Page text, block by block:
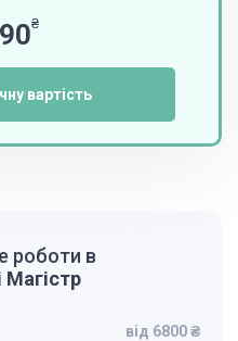
₴
вартість
роботи в
Магістр
від 6800 ₴